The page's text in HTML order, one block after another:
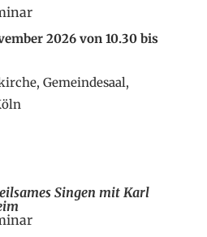
2026 von 10.30 bis
Gemeindesaal,
Singen mit Karl